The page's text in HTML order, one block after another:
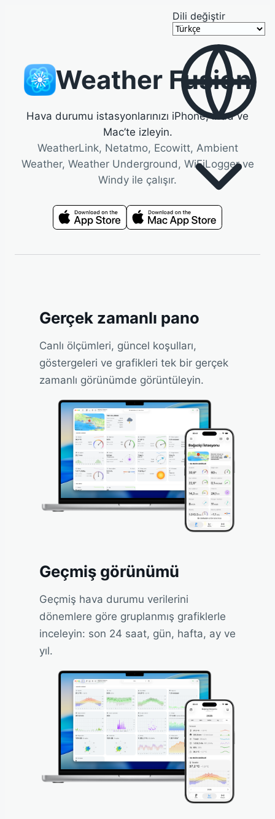
Dili değiştir
Weather Fusion
Hava durumu istasyonlarınızı iPhone, iPad ve
Mac’te izleyin.
WeatherLink, Netatmo, Ecowitt, Ambient
Weather, Weather Underground, WiFiLogger ve
Windy ile çalışır.
Gerçek zamanlı pano
Canlı ölçümleri, güncel koşulları,
göstergeleri ve grafikleri tek bir gerçek
zamanlı görünümde görüntüleyin.
Geçmiş görünümü
Geçmiş hava durumu verilerini
dönemlere göre gruplanmış grafiklerle
inceleyin: son 24 saat, gün, hafta, ay ve
yıl.